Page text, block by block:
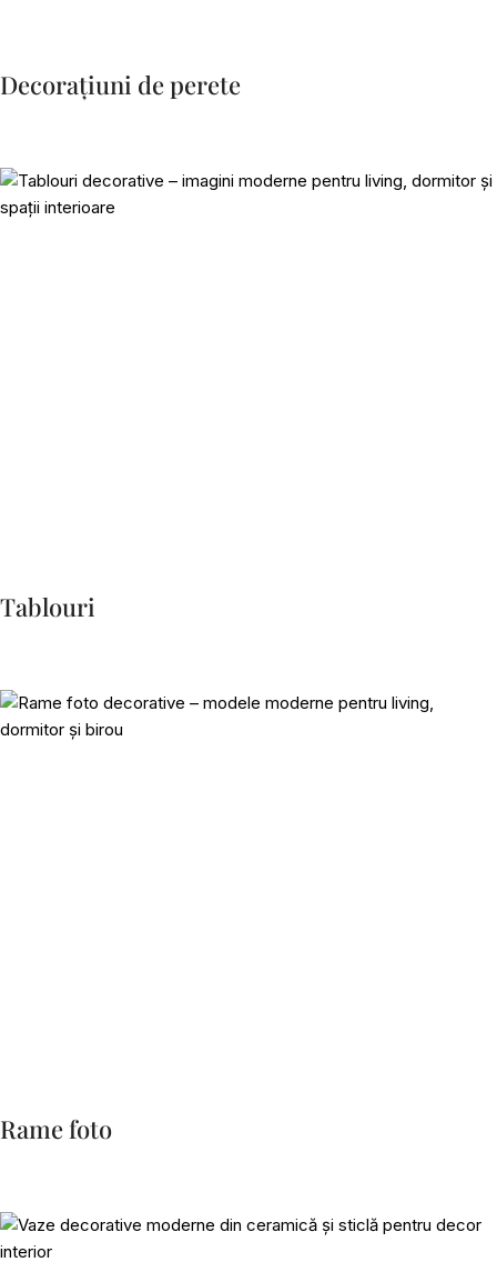
Decorațiuni de perete
Tablouri
Rame foto